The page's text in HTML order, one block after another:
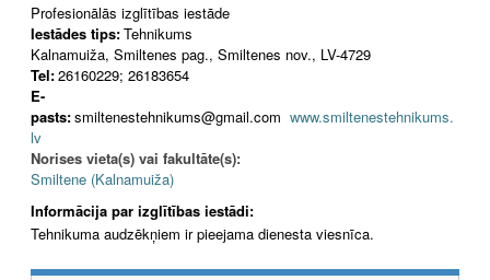
Profesionālās izglītības iestāde
Iestādes tips:Tehnikums
Kalnamuiža, Smiltenes pag., Smiltenes nov., LV-4729
Tel:26160229; 26183654
E-
pasts:smiltenestehnikums@gmail.com www.smiltenestehnikums.
lv
Norises vieta(s) vai fakultāte(s):
Smiltene (Kalnamuiža)
Informācija par izglītības iestādi:
Tehnikuma audzēkņiem ir pieejama dienesta viesnīca.